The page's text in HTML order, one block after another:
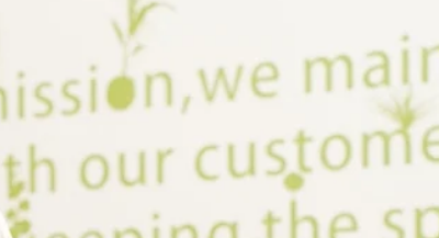
：00からはペアでのご案内も可能です！（12：00
めてご来店のお客様に、気軽にお試しいただけるメ
(通常7,700円)でお得に施術できます♪本日、予約に空